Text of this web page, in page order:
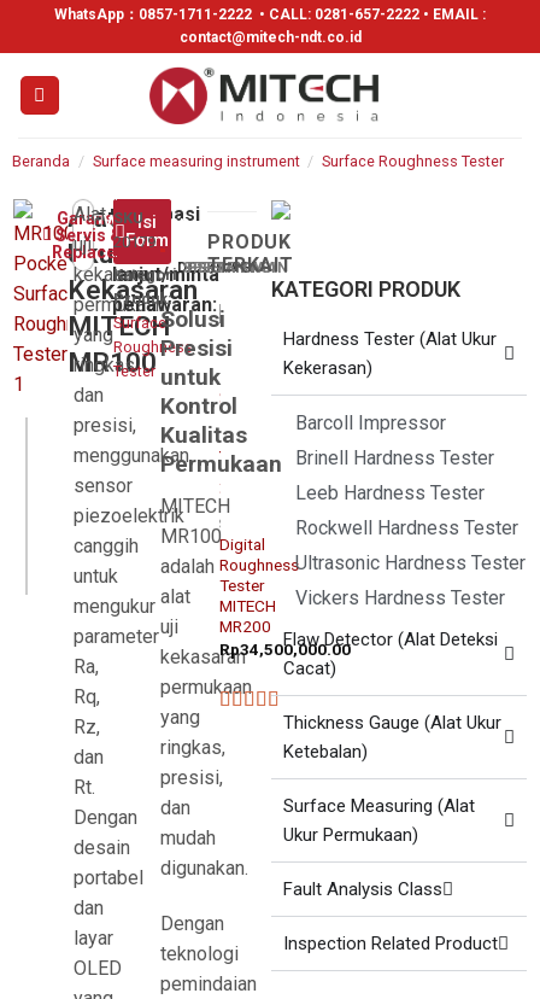
WhatsApp： 0857-1711-2222 • CALL: 0281-657-2222 • EMAIL :
contact@mitech-ndt.co.id
Beranda / Surface measuring instrument / Surface Roughness Tester
Alat
Ukur
Kekasaran
MITECH
MR100
Garansi
Servis &
Replace*
Alat
uji
kekasaran
permukaan
yang
ringkas
dan
presisi,
menggunakan
sensor
piezoelektrik
canggih
untuk
mengukur
parameter
Ra,
Rq,
Rz,
dan
Rt.
Dengan
desain
portabel
dan
layar
OLED
Informasi
lebih
lanjut/minta
penawaran:
WhatsApp
Isi
Form
SKU
20179
Kategori
Produk:
Surface
Roughness
Tester
DESKRIPSI
SPESIFIKASI
PERTANYAAN
Solusi
Presisi
untuk
Kontrol
Kualitas
Permukaan
MITECH
MR100
adalah
alat
uji
kekasaran
permukaan
yang
ringkas,
presisi,
dan
mudah
digunakan.
Dengan
teknologi
pemindaian
PRODUK
TERKAIT
Digital
Roughness
Tester
MITECH
MR200
Rp34,500,000.00
★★★★★
KATEGORI PRODUK
Hardness Tester (Alat Ukur
Kekerasan)
Barcoll Impressor
Brinell Hardness Tester
Leeb Hardness Tester
Rockwell Hardness Tester
Ultrasonic Hardness Tester
Vickers Hardness Tester
Flaw Detector (Alat Deteksi
Cacat)
Thickness Gauge (Alat Ukur
Ketebalan)
Surface Measuring (Alat
Ukur Permukaan)
Fault Analysis Class
Inspection Related Product